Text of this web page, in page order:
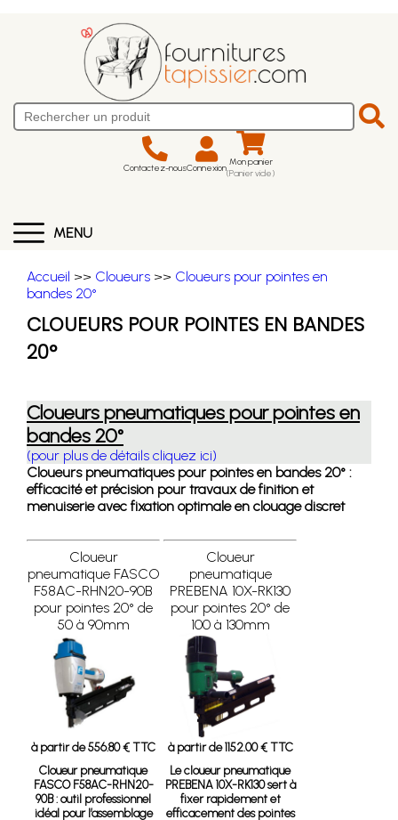
Contactez-nousConnexion Mon panier
(Panier vide)
MENU
Accueil >> Cloueurs >> Cloueurs pour pointes en
bandes 20°
CLOUEURS POUR POINTES EN BANDES
20°
Cloueurs pneumatiques pour pointes en
bandes 20°
(pour plus de détails cliquez ici)
Cloueurs pneumatiques pour pointes en bandes 20° :
efficacité et précision pour travaux de finition et
menuiserie avec fixation optimale en clouage discret
Cloueur
pneumatique FASCO
F58AC-RHN20-90B
pour pointes 20° de
50 à 90mm
à partir de 556.80 € TTC
Cloueur pneumatique
FASCO F58AC-RHN20-
90B: outil professionnel
idéal pour l’assemblage
Cloueur
pneumatique
PREBENA 10X-RK130
pour pointes 20° de
100 à 130mm
à partir de 1152.00 € TTC
Le cloueur pneumatique
PREBENA 10X-RK130 sert à
fixer rapidement et
efficacement des pointes